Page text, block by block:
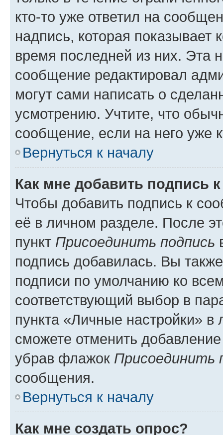
кто-то уже ответил на
надпись, которая показывает
время последней из них. Эта
сообщение редактировал
могут сами написать о
усмотрению. Учтите, что
сообщение, если на него уже
Вернуться к началу
Как мне добавить подпись
Чтобы добавить подпись к
её в личном разделе. После
пункт Присоединить подпись
подпись добавилась. Вы
подписи по умолчанию ко
соответствующий выбор в
пункта «Личные настройки»
сможете отменить
убрав флажок Присоединить
сообщения.
Вернуться к началу
Как мне создать опрос?